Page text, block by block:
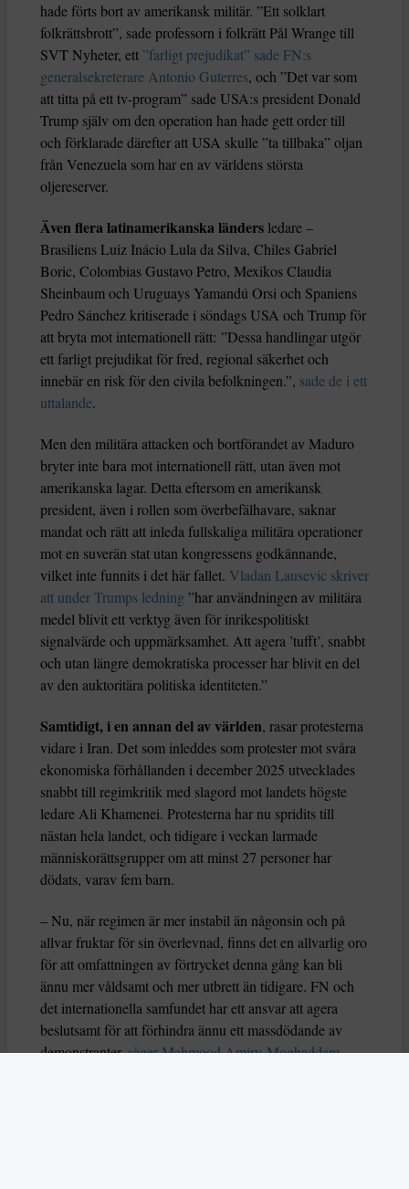
hade förts bort av amerikansk militär. ”Ett solklart
folkrättsbrott”, sade professorn i folkrätt Pål Wrange till
SVT Nyheter, ett ”farligt prejudikat” sade FN:s
generalsekreterare Antonio Guterres, och ”Det var som
att titta på ett tv-program” sade USA:s president Donald
Trump själv om den operation han hade gett order till
och förklarade därefter att USA skulle ”ta tillbaka” oljan
från Venezuela som har en av världens största
oljereserver.
Även flera latinamerikanska länders ledare –
Brasiliens Luiz Inácio Lula da Silva, Chiles Gabriel
Boric, Colombias Gustavo Petro, Mexikos Claudia
Sheinbaum och Uruguays Yamandú Orsi och Spaniens
Pedro Sánchez kritiserade i söndags USA och Trump för
att bryta mot internationell rätt: ”Dessa handlingar utgör
ett farligt prejudikat för fred, regional säkerhet och
innebär en risk för den civila befolkningen.”, sade de i ett
uttalande.
Men den militära attacken och bortförandet av Maduro
bryter inte bara mot internationell rätt, utan även mot
amerikanska lagar. Detta eftersom en amerikansk
president, även i rollen som överbefälhavare, saknar
mandat och rätt att inleda fullskaliga militära operationer
mot en suverän stat utan kongressens godkännande,
vilket inte funnits i det här fallet. Vladan Lausevic skriver
att under Trumps ledning ”har användningen av militära
medel blivit ett verktyg även för inrikespolitiskt
signalvärde och uppmärksamhet. Att agera ’tufft’, snabbt
och utan längre demokratiska processer har blivit en del
av den auktoritära politiska identiteten.”
Samtidigt, i en annan del av världen, rasar protesterna
vidare i Iran. Det som inleddes som protester mot svåra
ekonomiska förhållanden i december 2025 utvecklades
snabbt till regimkritik med slagord mot landets högste
ledare Ali Khamenei. Protesterna har nu spridits till
nästan hela landet, och tidigare i veckan larmade
människorättsgrupper om att minst 27 personer har
dödats, varav fem barn.
– Nu, när regimen är mer instabil än någonsin och på
allvar fruktar för sin överlevnad, finns det en allvarlig oro
för att omfattningen av förtrycket denna gång kan bli
ännu mer våldsamt och mer utbrett än tidigare. FN och
det internationella samfundet har ett ansvar att agera
beslutsamt för att förhindra ännu ett massdödande av
demonstranter,säger Mahmood Amiry-Moghaddam,